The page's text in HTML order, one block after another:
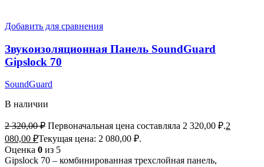
Добавить для сравнения
Звукоизоляционная Панель SoundGuard
Gipslock 70
SoundGuard
В наличии
2 320,00₽ Первоначальная цена составляла 2 320,00 ₽.2
080,00 ₽Текущая цена: 2 080,00 ₽.
Оценка 0 из 5
Gipslock 70 – комбинированная трехслойная панель,